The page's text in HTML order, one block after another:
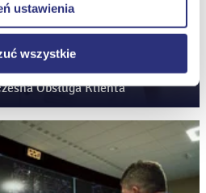
ustawienia
wszystkie
Obsługa Klienta